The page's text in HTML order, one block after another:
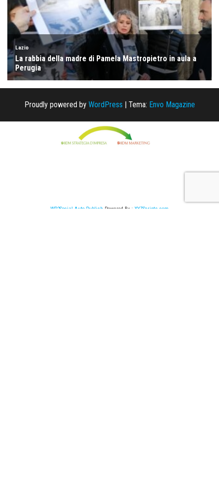
Proudly powered by WordPress | Tema: Envo Magazine
WP2Social Auto Publish Powered By : XYZScripts.com